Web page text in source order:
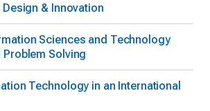
Design & Innovation
Sciences and Technology
Solving
Technology in an International